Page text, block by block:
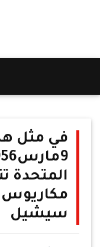
في مثل
المتحدة
مكاريوس
سيشيل